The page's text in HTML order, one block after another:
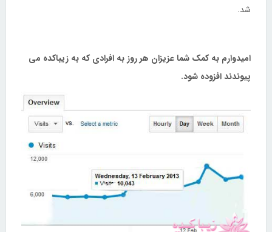
شد.
امیدوارم به کمک شما عزیزان هر روز به افرادی که به زیباکده می
پیوندند افزوده شود.